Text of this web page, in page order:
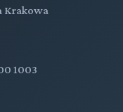
Krakowa
1003